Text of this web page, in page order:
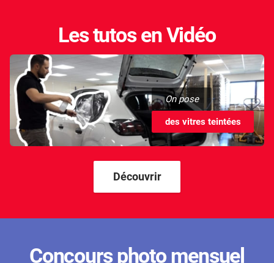
Les tutos en Vidéo
On pose
des vitres teintées
Découvrir
Concours photo mensuel